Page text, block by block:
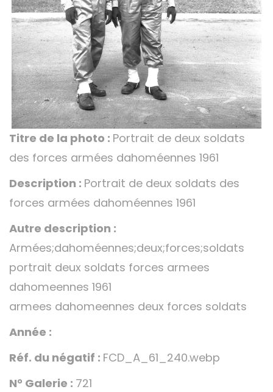
Titre de la photo : Portrait de deux soldats
des forces armées dahoméennes 1961
Description : Portrait de deux soldats des
forces armées dahoméennes 1961
Autre description :
Armées;dahoméennes;deux;forces;soldats
portrait deux soldats forces armees
dahomeennes 1961
armees dahomeennes deux forces soldats
Année :
Réf. du négatif : FCD_A_61_240.webp
N° Galerie : 721